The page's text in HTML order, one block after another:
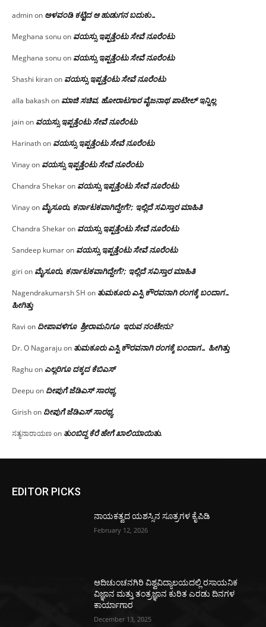
adminon ಅಳವಂಡಿ ಕಟ್ಟಿದ ಆ ಹುಡುಗನ ಬದುಕು…
Meghana sonuon ವಯಸ್ಸು ಇಪ್ಪತ್ತೆಂಟು ಸೇವೆ ನೂರೆಂಟು
Meghana sonuon ವಯಸ್ಸು ಇಪ್ಪತ್ತೆಂಟು ಸೇವೆ ನೂರೆಂಟು
Shashi kiranon ವಯಸ್ಸು ಇಪ್ಪತ್ತೆಂಟು ಸೇವೆ ನೂರೆಂಟು
alla bakashon ಮಾಜಿ ಸಚಿವ, ಹೋರಾಟಗಾರ ವೈಜನಾಥ ಪಾಟೀಲ್ ಇನ್ನಿಲ್ಲ
jainon ವಯಸ್ಸು ಇಪ್ಪತ್ತೆಂಟು ಸೇವೆ ನೂರೆಂಟು
Harinathon ವಯಸ್ಸು ಇಪ್ಪತ್ತೆಂಟು ಸೇವೆ ನೂರೆಂಟು
Vinayon ವಯಸ್ಸು ಇಪ್ಪತ್ತೆಂಟು ಸೇವೆ ನೂರೆಂಟು
Chandra Shekaron ವಯಸ್ಸು ಇಪ್ಪತ್ತೆಂಟು ಸೇವೆ ನೂರೆಂಟು
Vinayon ಮೈಸೂರು, ಕರ್ನಾಟಕವಾಗಿದ್ದೇಗೆ?; ಇಲ್ಲಿದೆ ಸವಿಸ್ತಾರ ಮಾಹಿತಿ
Chandra Shekaron ವಯಸ್ಸು ಇಪ್ಪತ್ತೆಂಟು ಸೇವೆ ನೂರೆಂಟು
Sandeep kumaron ವಯಸ್ಸು ಇಪ್ಪತ್ತೆಂಟು ಸೇವೆ ನೂರೆಂಟು
giri on ಮೈಸೂರು, ಕರ್ನಾಟಕವಾಗಿದ್ದೇಗೆ?; ಇಲ್ಲಿದೆ ಸವಿಸ್ತಾರ ಮಾಹಿತಿ
Nagendrakumarsh SH on ತುಮಕೂರು ಎಸ್ಪಿ ಕೌರವನಾಗಿ ರಂಗಕ್ಕೆ ಬಂದಾಗ…
ಹೀಗಿತ್ತು
Ravi on ದೀಪಾವಳಿಗೂ ಶ್ರೀರಾಮನಿಗೂ ಇರುವ ನಂಟೇನು?
Dr. O Nagarajuon ತುಮಕೂರು ಎಸ್ಪಿ ಕೌರವನಾಗಿ ರಂಗಕ್ಕೆ ಬಂದಾಗ… ಹೀಗಿತ್ತು
Raghuon ಎಲ್ಲರಿಗೂ ದಕ್ಕದ ಕೆಬಿಎಸ್
Deepuon ದೀಪುಗೆ ಜೆಡಿಎಸ್ ಸಾರಥ್ಯ
Girishon ದೀಪುಗೆ ಜೆಡಿಎಸ್ ಸಾರಥ್ಯ
ಸತ್ಯನಾರಾಯಣon ತುಂಬಿದ್ದ ಕೆರೆ ಹೇಗೆ ಖಾಲಿಯಾಯಿತು.
EDITOR PICKS
ನಾಯಕತ್ವದ ಯಶಸ್ಸಿನ ಸೂತ್ರಗಳ ಕೈಪಿಡಿ
February 12, 2026
ಆದಿಚುಂಚನಗಿರಿ ವಿಶ್ವವಿದ್ಯಾಲಯದಲ್ಲಿ ರಸಾಯನಿಕ
ವಿಜ್ಞಾನ ಮತ್ತು ತಂತ್ರಜ್ಞಾನ ಕುರಿತ ಎರಡು ದಿನಗಳ
ಕಾರ್ಯಾಗಾರ
December 13, 2025